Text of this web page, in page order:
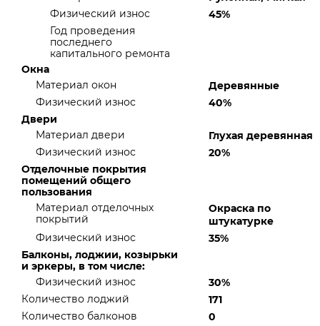
Физический износ
45%
Год проведения
последнего
капитального ремонта
Окна
Материал окон
Деревянные
Физический износ
40%
Двери
Материал двери
Глухая деревянная
Физический износ
20%
Отделочные покрытия
помещений общего
пользования
Материал отделочных
покрытий
Окраска по
штукатурке
Физический износ
35%
Балконы, лоджии, козырьки
и эркеры, в том числе:
Физический износ
30%
Количество лоджий
171
Количество балконов
0